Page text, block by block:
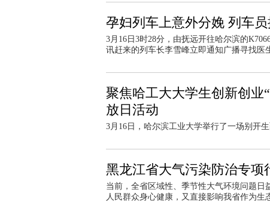
孕妇列车上意外分娩 列车
3月16日3时28分，由抚远开往哈尔滨的
讯赶来的列车长李雪峰立即通知广播寻找医
聚焦哈工大大学生创新创
放日活动
3月16日，哈尔滨工业大学举行了一场别开
黑龙江省大气污染防治专项
当前，全省区域性、季节性大气环境问题
人民群众身心健康，又直接影响我省作为